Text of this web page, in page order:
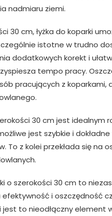
nadmiaru ziemi.
30 cm, łyżka do koparki
istotne w trudno
dodatkowych korekt i
tempo pracy.
pracujących z koparkami,
30 cm jest idealnym
jest szybkie i
To z kolei przekłada się na
o szerokości 30 cm to
efektywność i oszczędność
to nieodłączny element